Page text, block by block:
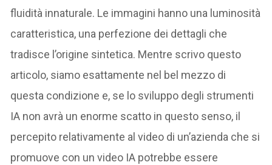
fluidità innaturale. Le immagini hanno una luminosità
caratteristica, una perfezione dei dettagli che
tradisce l’origine sintetica. Mentre scrivo questo
articolo, siamo esattamente nel bel mezzo di
questa condizione e, se lo sviluppo degli strumenti
IA non avrà un enorme scatto in questo senso, il
percepito relativamente al video di un’azienda che si
promuove con un video IA potrebbe essere